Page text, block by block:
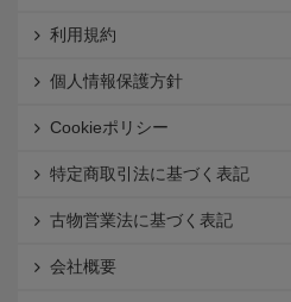
利用規約
個人情報保護方針
Cookieポリシー
特定商取引法に基づく表記
古物営業法に基づく表記
会社概要